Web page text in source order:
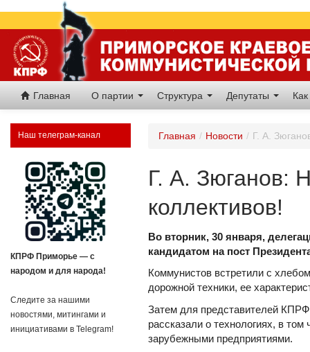
Главная О партии Структура Депутаты
Наш телеграм-канал
КПРФ Приморье — с
народом и для народа!
Следите за нашими
новостями, митингами и
инициативами в Telegram!
Главная / Новости / Г. А.
Г. А. Зюганов:
коллективов!
Во вторник, 30 января,
кандидатом на пост
Коммунистов встретили с
дорожной техники, ее
Затем для представителей
рассказали о технологиях, в
зарубежными предприятиями.